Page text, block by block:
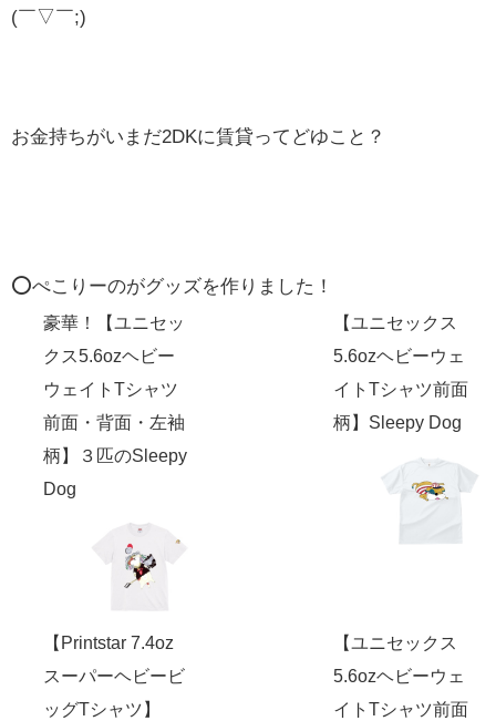
(￣▽￣;)
お金持ちがいまだ2DKに賃貸ってどゆこと？
⭕️ぺこりーのがグッズを作りました！
豪華！【ユニセッ
クス5.6ozヘビー
ウェイトTシャツ
前面・背面・左袖
柄】３匹のSleepy
Dog
【ユニセックス
5.6ozヘビーウェ
イトTシャツ前面
柄】Sleepy Dog
【Printstar 7.4oz
スーパーヘビービ
ッグTシャツ】
【ユニセックス
5.6ozヘビーウェ
イトTシャツ前面